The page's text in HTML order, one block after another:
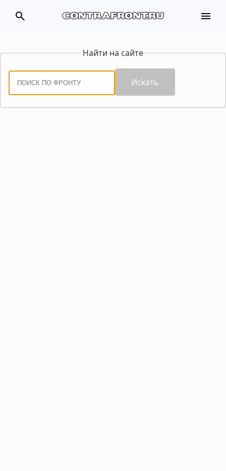
search contrafront.ru menu
Найти на сайте
Искать